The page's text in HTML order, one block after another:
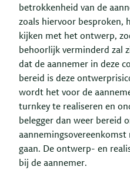
betrokkenheid van de
zoals hiervoor besproken,
kijken met het ontwerp,
behoorlijk verminderd zal
dat de aannemer in deze
bereid is deze
wordt het voor de
turnkey te realiseren en
belegger dan weer bereid
gaan. De ontwerp- en
bij de aannemer.